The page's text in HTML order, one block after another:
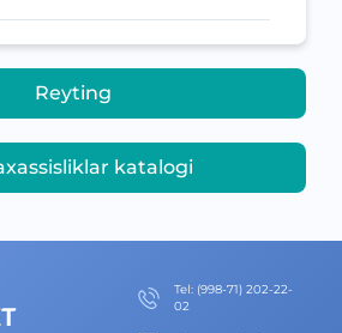
Reyting
katalogi
Теl: (998-71) 202-22-
02